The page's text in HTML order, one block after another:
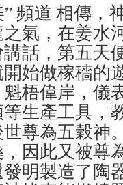
” 頻道 相傳，
氣，在姜水
話，第五天
始做稼穡的
梧偉岸，儀
生產工具，
尊為五穀神
因此又被尊
明製造了陶